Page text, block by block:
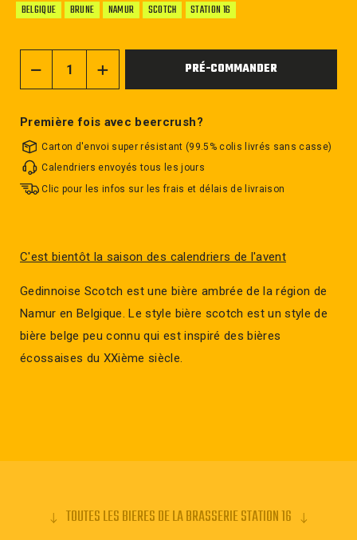
BELGIQUE BRUNE NAMUR SCOTCH STATION 16
PRÉ-COMMANDER
Première fois avec beercrush?
Carton d'envoi super résistant (99.5% colis livrés sans casse)
Calendriers envoyés tous les jours
Clic pour les infos sur les frais et délais de livraison
C'est bientôt la saison des calendriers de l'avent
Gedinnoise Scotch est une bière ambrée de la région de
Namur en Belgique. Le style bière scotch est un style de
bière belge peu connu qui est inspiré des bières
écossaises du XXième siècle.
TOUTES LES BIERES DE LA BRASSERIE STATION 16